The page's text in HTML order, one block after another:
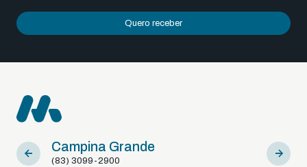
Quero receber
Campina Grande
(83) 3099-2900
Sousa
(83)